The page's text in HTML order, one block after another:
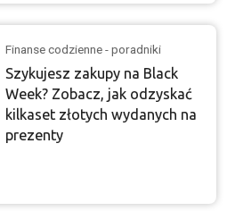
Finanse codzienne - poradniki
Szykujesz zakupy na Black
Week? Zobacz, jak odzyskać
kilkaset złotych wydanych na
prezenty